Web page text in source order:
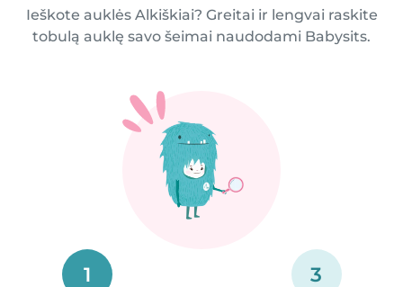
Ieškote auklės Alkiškiai? Greitai ir lengvai raskite
tobulą auklę savo šeimai naudodami Babysits.
1 3